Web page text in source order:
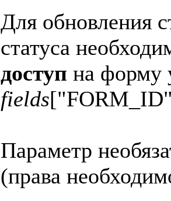
Для обновления
статуса
доступ на форму
fields
Параметр
(права